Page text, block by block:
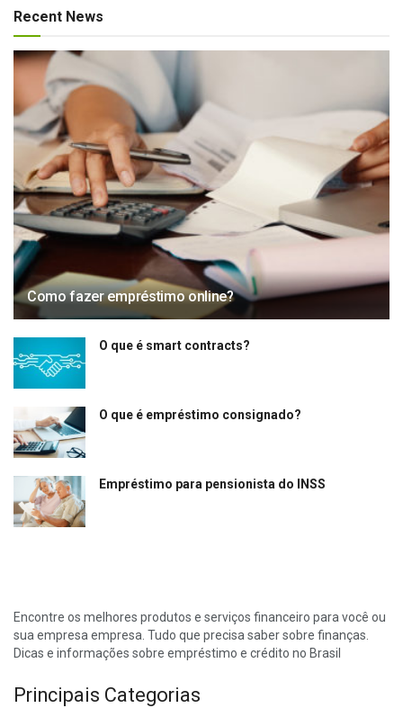
Recent News
Como fazer empréstimo online?
O que é smart contracts?
O que é empréstimo consignado?
Empréstimo para pensionista do INSS
Encontre os melhores produtos e serviços financeiro para você ou
sua empresa empresa. Tudo que precisa saber sobre finanças.
Dicas e informações sobre empréstimo e crédito no Brasil
Principais Categorias